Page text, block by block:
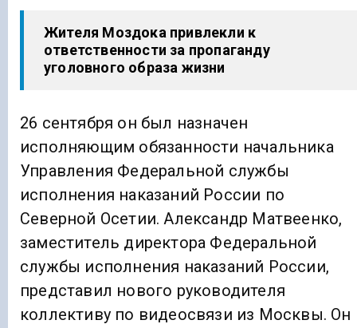
Жителя Моздока привлекли к
ответственности за пропаганду
уголовного образа жизни
26 сентября он был назначен
исполняющим обязанности начальника
Управления Федеральной службы
исполнения наказаний России по
Северной Осетии. Александр Матвеенко,
заместитель директора Федеральной
службы исполнения наказаний России,
представил нового руководителя
коллективу по видеосвязи из Москвы. Он